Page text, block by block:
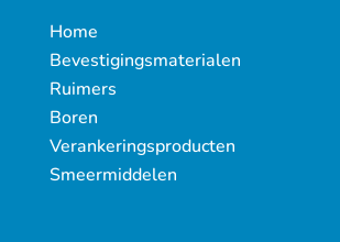
Home
Bevestigingsmaterialen
Ruimers
Boren
Verankeringsproducten
Smeermiddelen